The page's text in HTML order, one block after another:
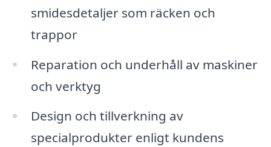
smidesdetaljer som räcken och
trappor
Reparation och underhåll av maskiner
och verktyg
Design och tillverkning av
specialprodukter enligt kundens